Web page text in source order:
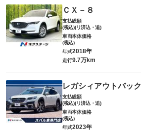
ＣＸ－８
支払総額
(税込)(リ済込・追)
車両本体価格
(税込)
年式2018年
走行9.7万km
レガシィアウトバック
支払総額
(税込)(リ済込・追)
車両本体価格
(税込)
年式2023年